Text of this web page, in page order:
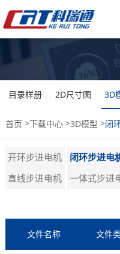
目录样册 2D尺寸图 3D
首页 >下载中心>3D模型 >闭
开环步进电机 闭环步进电
直线步进电机
一体式步进
文件名称 文件